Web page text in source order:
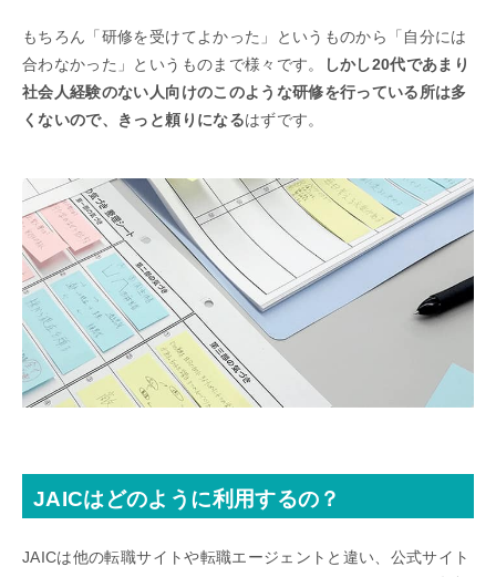
もちろん「研修を受けてよかった」というものから「自分には
合わなかった」というものまで様々です。
しかし20代であまり
社会人経験のない人向けのこのような研修を行っている所は多
くないので、きっと頼りになるはずです。
JAICはどのように利用するの？
JAICは他の転職サイトや転職エージェントと違い、公式サイト